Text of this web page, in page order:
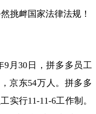
挑衅国家法律法规！
9 月30 日，拼多多员工
京东54万人。拼多多
实行11-11-6工作制。